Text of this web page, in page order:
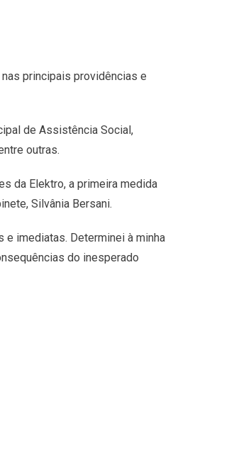
principais providências e
de Assistência Social,
outras.
da Elektro, a primeira medida
Silvânia Bersani.
imediatas. Determinei à minha
do inesperado